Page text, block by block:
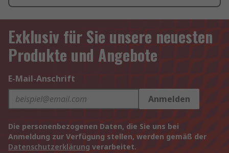
Exklusiv für Sie unsere neuesten
Produkte und Angebote
E-Mail-Anschrift
Anmelden
Die personenbezogenen Daten, die Sie uns bei
Anmeldung zur Verfügung stellen, werden gemäß der
Datenschutzerklärung verarbeitet.